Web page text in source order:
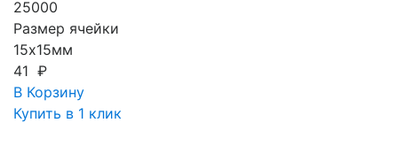
25000
Размер ячейки
15х15мм
41 ₽
В Корзину
Купить в 1 клик